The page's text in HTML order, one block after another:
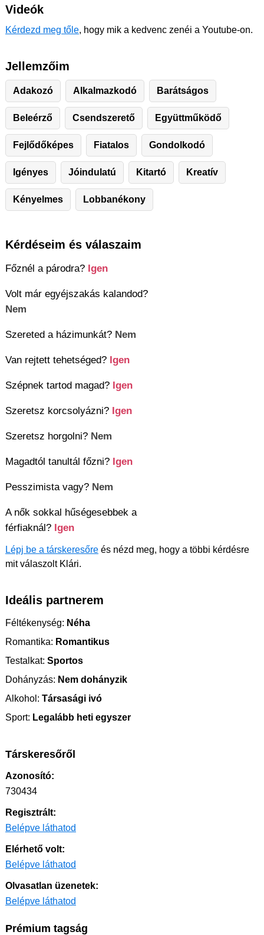
Videók
Kérdezd meg tőle, hogy mik a kedvenc zenéi a Youtube-on.
Jellemzőim
Adakozó Alkalmazkodó Barátságos
Beleérző Csendszerető Együttműködő
Fejlődőképes Fiatalos Gondolkodó
Igényes Jóindulatú Kitartó Kreatív
Kényelmes Lobbanékony
Kérdéseim és válaszaim
Főznél a párodra? Igen
Volt már egyéjszakás kalandod?
Nem
Szereted a házimunkát? Nem
Van rejtett tehetséged? Igen
Szépnek tartod magad? Igen
Szeretsz korcsolyázni? Igen
Szeretsz horgolni? Nem
Magadtól tanultál főzni? Igen
Pesszimista vagy? Nem
A nők sokkal hűségesebbek a
férfiaknál? Igen
Lépj be a társkeresőre és nézd meg, hogy a többi kérdésre
mit válaszolt Klári.
Ideális partnerem
Féltékenység: Néha
Romantika: Romantikus
Testalkat: Sportos
Dohányzás: Nem dohányzik
Alkohol: Társasági ivó
Sport: Legalább heti egyszer
Társkeresőről
Azonosító:
730434
Regisztrált:
Belépve láthatod
Elérhető volt:
Belépve láthatod
Olvasatlan üzenetek:
Belépve láthatod
Prémium tagság